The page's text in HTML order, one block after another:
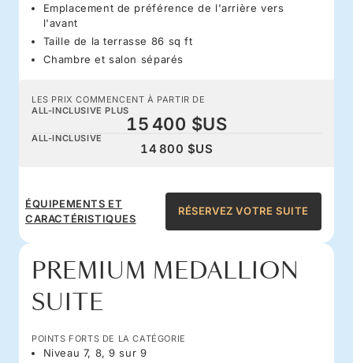
Emplacement de préférence de l'arrière vers
l'avant
Taille de la terrasse 86 sq ft
Chambre et salon séparés
LES PRIX COMMENCENT À PARTIR DE
ALL-INCLUSIVE PLUS
15 400 $US
ALL-INCLUSIVE
14 800 $US
ÉQUIPEMENTS ET
CARACTÉRISTIQUES
RÉSERVEZ VOTRE SUITE
PREMIUM MEDALLION
SUITE
POINTS FORTS DE LA CATÉGORIE
Niveau 7, 8, 9 sur 9